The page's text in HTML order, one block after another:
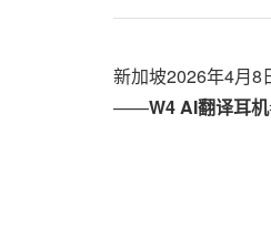
新加坡2026年4月8
——W4 AI翻译耳机